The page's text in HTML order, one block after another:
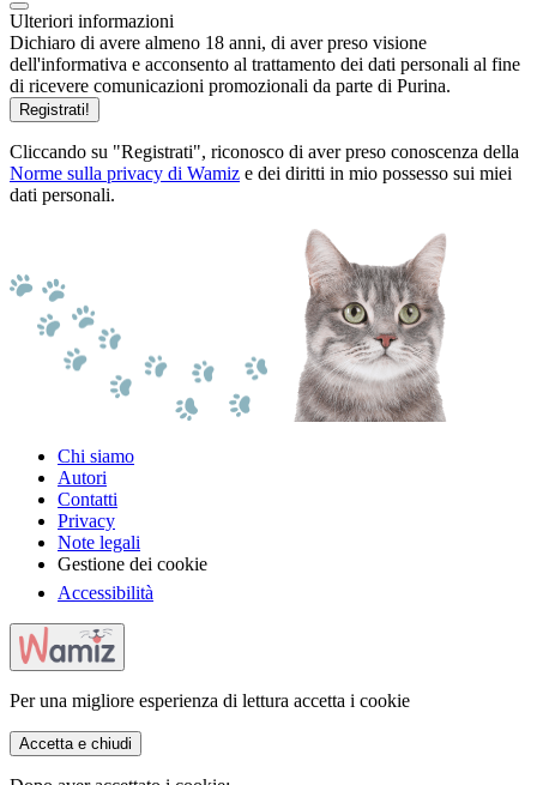
Ulteriori informazioni
Dichiaro di avere almeno 18 anni, di aver preso visione
dell'informativa e acconsento al trattamento dei dati personali al fine
di ricevere comunicazioni promozionali da parte di Purina.
Registrati!
Cliccando su "Registrati", riconosco di aver preso conoscenza della
Norme sulla privacy di Wamiz e dei diritti in mio possesso sui miei
dati personali.
Chi siamo
Autori
Contatti
Privacy
Note legali
Gestione dei cookie
Accessibilità
Per una migliore esperienza di lettura accetta i cookie
Accetta e chiudi